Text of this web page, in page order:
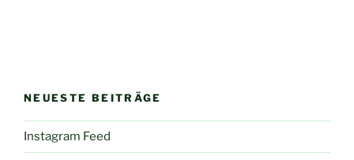
NEUESTE BEITRÄGE
Instagram Feed